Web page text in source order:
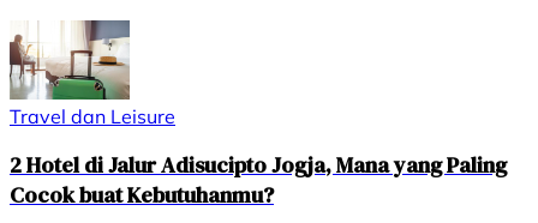
Travel dan Leisure
2 Hotel di Jalur Adisucipto Jogja, Mana yang Paling
Cocok buat Kebutuhanmu?